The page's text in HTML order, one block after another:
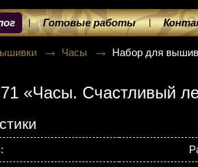
Готовые работы
Часы
Набор для
«Часы. Счастливый